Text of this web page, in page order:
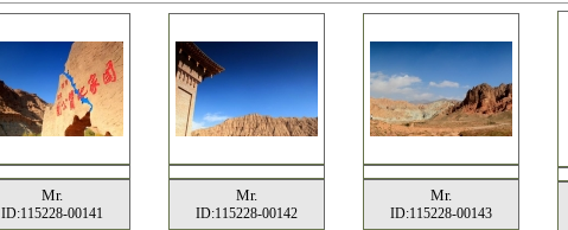
Mr.
ID:115228-00141
Mr.
ID:115228-00142
Mr.
ID:115228-00143